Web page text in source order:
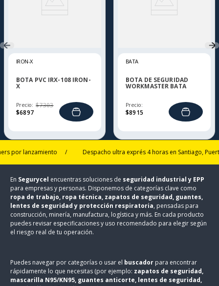
IRON-X
BOTA PVC IRX-108 IRON-
X
Precio:
$6897
$7303
BATA
BOTA DE SEGURIDAD
WORKMASTER BATA
Precio:
$8915
lanzamiento / Despacho ultra exprés 4 horas en Santiago, Puerto
En Segurycel encuentras soluciones de seguridad industrial y EPP
para empresas y personas. Disponemos de categorías clave como
ropa de trabajo, ropa técnica, zapatos de seguridad, guantes,
lentes de seguridad y protección respiratoria, pensadas para
construcción, minería, manufactura, logística y más. En cada producto
puedes revisar especificaciones y uso recomendado para elegir según
el riesgo real de tu operación.
Puedes navegar por categorías o usar el buscador para encontrar
rápidamente lo que necesitas (por ejemplo: zapatos de seguridad,
mascarilla N95/KN95, guantes anticorte, lentes de seguridad,